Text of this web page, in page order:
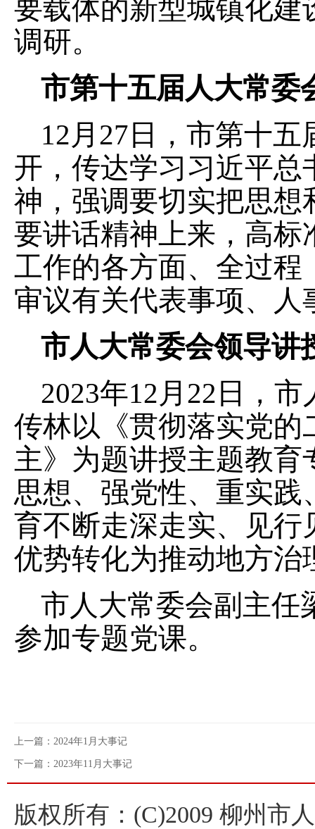
要载体的新型城镇化建
调研。
市第十五届人大常委
12月27日，市第十
开，传达学习习近平
神，强调要切实把思
要讲话精神上来，高
工作的各方面、全过
审议有关代表事项、人
市人大常委会领导讲
2023年12月22日，
传林以《贯彻落实党的
主》为题讲授主题教育
思想、强党性、重实践
育不断走深走实、见
优势转化为推动地方治
市人大常委会副主任
参加专题党课。
上一篇：2024年1月大事记
下一篇：2023年11月大事记
版权所有：(C)2009 柳州市